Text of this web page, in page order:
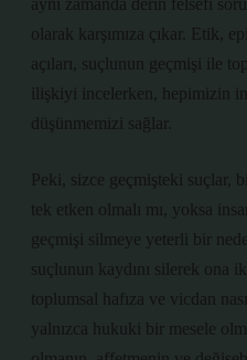
aynı zamanda derin felsefi
olarak karşımıza çıkar. Etik,
açıları, suçlunun geçmişi ile
ilişkiyi incelerken, hepimizin
düşünmemizi sağlar.
Peki, sizce geçmişteki suçlar,
tek etken olmalı mı, yoksa
geçmişi silmeye yeterli bir
suçlunun kaydını silerek ona
toplumsal hafıza ve vicdan
yalnızca hukuki bir mesele